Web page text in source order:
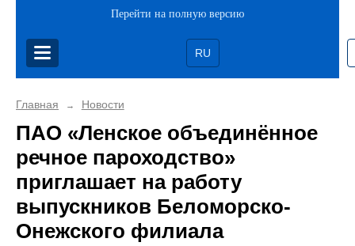
Перейти на полную версию
RU
Главная → Новости
ПАО «Ленское объединённое
речное пароходство»
приглашает на работу
выпускников Беломорско-
Онежского филиала